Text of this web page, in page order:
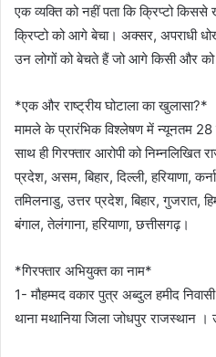
एक व्यक्ति को नहीं पता कि क्रिप्टो
क्रिप्टो को आगे बेचा। अक्सर, अपराधी
उन लोगों को बेचते हैं जो आगे किसी और
*एक और राष्ट्रीय घोटाला का खुलासा?*
मामले के प्रारंभिक विश्लेषण में न्यूनतम 28
साथ ही गिरफ्तार आरोपी को
प्रदेश, असम, बिहार, दिल्ली, हरियाणा,
तमिलनाडु, उत्तर प्रदेश, बिहार, गुजरात,
बंगाल, तेलंगाना, हरियाणा, छत्तीसगढ़।
*गिरफ्तार अभियुक्त का नाम*
1- मौहम्मद वकार पुत्र अब्दुल हमीद
थाना मथानिया जिला जोधपुर राजस्थान ।